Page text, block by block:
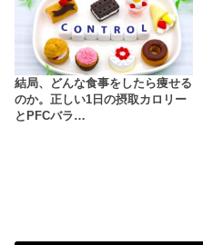
結局、どんな食事をしたら痩せる
のか。正しい1日の摂取カロリー
とPFCバラ…